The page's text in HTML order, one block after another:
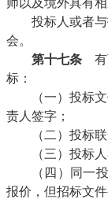
师以及境外具有
投标人或者
会。
第十七条 有
标：
（一）投标
责人签字；
（二）投标
（三）投标
（四）同一
报价，但招标文